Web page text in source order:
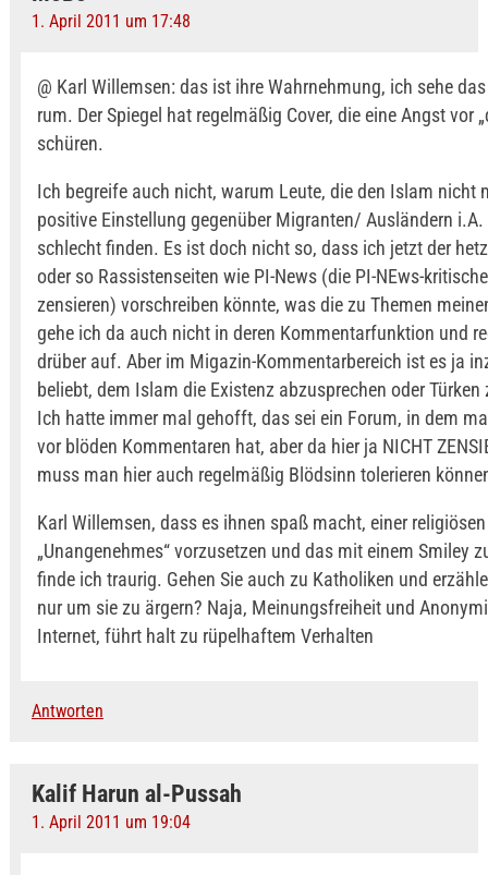
1. April 2011 um 17:48
@ Karl Willemsen: das ist ihre Wahrnehmung, ich sehe
rum. Der Spiegel hat regelmäßig Cover, die eine Angst vor
schüren.
Ich begreife auch nicht, warum Leute, die den Islam nicht
positive Einstellung gegenüber Migranten/ Ausländern
schlecht finden. Es ist doch nicht so, dass ich jetzt der
oder so Rassistenseiten wie PI-News (die PI-NEws-
zensieren) vorschreiben könnte, was die zu Themen
gehe ich da auch nicht in deren Kommentarfunktion und
drüber auf. Aber im Migazin-Kommentarbereich ist es ja
beliebt, dem Islam die Existenz abzusprechen oder Türken
Ich hatte immer mal gehofft, das sei ein Forum, in dem
vor blöden Kommentaren hat, aber da hier ja NICHT
muss man hier auch regelmäßig Blödsinn tolerieren
Karl Willemsen, dass es ihnen spaß macht, einer
„Unangenehmes“ vorzusetzen und das mit einem Smiley
finde ich traurig. Gehen Sie auch zu Katholiken und
nur um sie zu ärgern? Naja, Meinungsfreiheit und
Internet, führt halt zu rüpelhaftem Verhalten
Antworten
Kalif Harun al-Pussah
1. April 2011 um 19:04